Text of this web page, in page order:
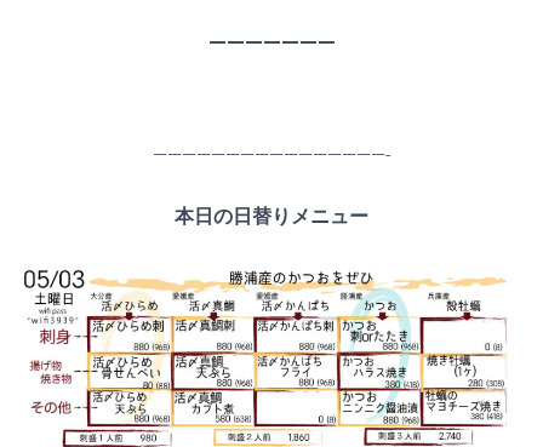
———————
————————————————-
本日の日替りメニュー